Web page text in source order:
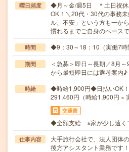
曜日頻度
◆月～金/週5日 ＊土日祝休
OK！＼20代・30代の事務
ル、不安」という方も一か
慣れるまでご自身のペースで
時間 ◆9：30～18：10（実働7時
期間
＜急募＞即日～長期／8月
から最短即日には選考案内♪
時給
◆時給1,900円◆日払いOK
291,460円（時給1,900円 ×
交通費
◆全額支給 ※家が少し遠く
仕事内容
大手旅行会社で、法人団体
後方アシスタント業務です